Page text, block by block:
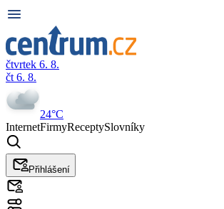
čtvrtek 6. 8.
čt 6. 8.
24°C
InternetFirmyReceptySlovníky
Přihlášení